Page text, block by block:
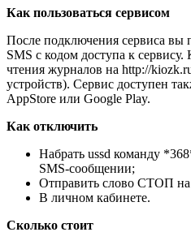
Как пользоваться сервисом
После подключения сервиса вы
SMS с кодом доступа к
чтения журналов на http://
устройств). Сервис доступен
AppStore или Google Play.
Как отключить
Набрать ussd команду
SMS-сообщении;
Отправить слово СТОП на
В личном кабинете.
Сколько стоит